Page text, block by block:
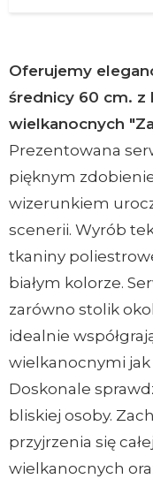
Oferujemy
średnicy 60 cm. z
wielkanocnych
Prezentowana
pięknym
wizerunkiem
scenerii. Wyrób
tkaniny
białym kolorze.
zarówno stolik
idealnie
wielkanocnymi jak
Doskonale
bliskiej osoby.
przyjrzenia się
wielkanocnych